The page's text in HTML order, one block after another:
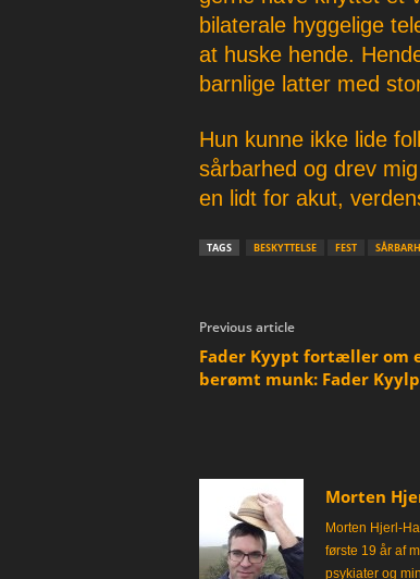
bilaterale hyggelige
at huske hende.
barnlige latter med
Hun kunne ikke lide
sårbarhed og drev
en lidt for akut,
TAGS BESKYTTELSE FEST
Previous article
Fader Kyypt fortæller om
berømt munk: Fader
Morten
Morten Hjerl-
første 19 år af
psykiater og